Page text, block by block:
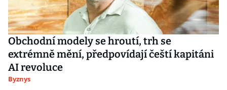
Obchodní modely se hroutí, trh se
extrémně mění, předpovídají čeští kapitáni
AI revoluce
Byznys